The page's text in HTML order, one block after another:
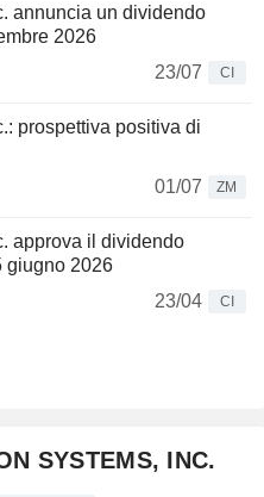
annuncia un dividendo
2026
23/07
CI
prospettiva positiva di
01/07
ZM
approva il dividendo
giugno 2026
23/04
CI
SYSTEMS, INC.